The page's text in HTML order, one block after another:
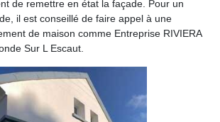
de remettre en état la façade. Pour un
il est conseillé de faire appel à une
de maison comme Entreprise RIVIERA
Sur L Escaut.